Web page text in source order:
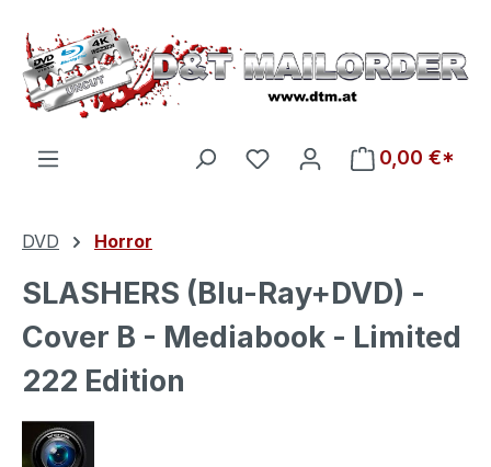
Zum Hauptinhalt springen
Du hast 0 Produkte auf
0,00 €*
DVD Horror
SLASHERS (Blu-Ray+DVD) -
Cover B - Mediabook - Limited
222 Edition